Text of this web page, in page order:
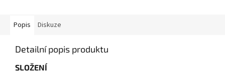
Popis Diskuze
Detailní popis produktu
SLOŽENÍ